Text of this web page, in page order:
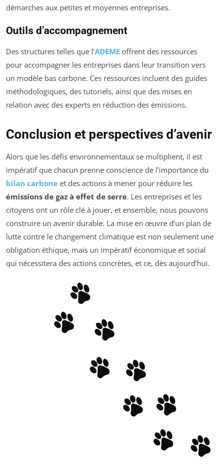
démarches aux petites et moyennes entreprises.
Outils d’accompagnement
Des structures telles que l’ADEME offrent des ressources
pour accompagner les entreprises dans leur transition vers
un modèle bas carbone. Ces ressources incluent des guides
méthodologiques, des tutoriels, ainsi que des mises en
relation avec des experts en réduction des émissions.
Conclusion et perspectives d’avenir
Alors que les défis environnementaux se multiplient, il est
impératif que chacun prenne conscience de l’importance du
bilan carbone et des actions à mener pour réduire les
émissions de gaz à effet de serre. Les entreprises et les
citoyens ont un rôle clé à jouer, et ensemble, nous pouvons
construire un avenir durable. La mise en œuvre d’un plan de
lutte contre le changement climatique est non seulement une
obligation éthique, mais un impératif économique et social
qui nécessitera des actions concrètes, et ce, dès aujourd’hui.